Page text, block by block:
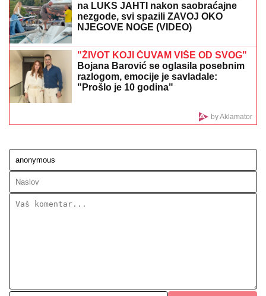
DONEO ODLUKU
Srbiju i ide u Dubrovnik: "Sto posto će biti tada"
"ZATO JE I BIVŠI"Jovana Jeremić se
zbog kojeg se razvela od prvog muža:
Čestitke se nižu: "Biću tvoj oslonac i